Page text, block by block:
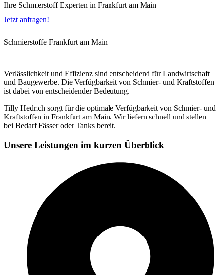
Ihre Schmierstoff Experten in Frankfurt am Main
Jetzt anfragen!
Schmierstoffe Frankfurt am Main
Verlässlichkeit und Effizienz sind entscheidend für Landwirtschaft
und Baugewerbe. Die Verfügbarkeit von Schmier- und Kraftstoffen
ist dabei von entscheidender Bedeutung.
Tilly Hedrich sorgt für die optimale Verfügbarkeit von Schmier- und
Kraftstoffen in Frankfurt am Main. Wir liefern schnell und stellen
bei Bedarf Fässer oder Tanks bereit.
Unsere Leistungen im kurzen Überblick​